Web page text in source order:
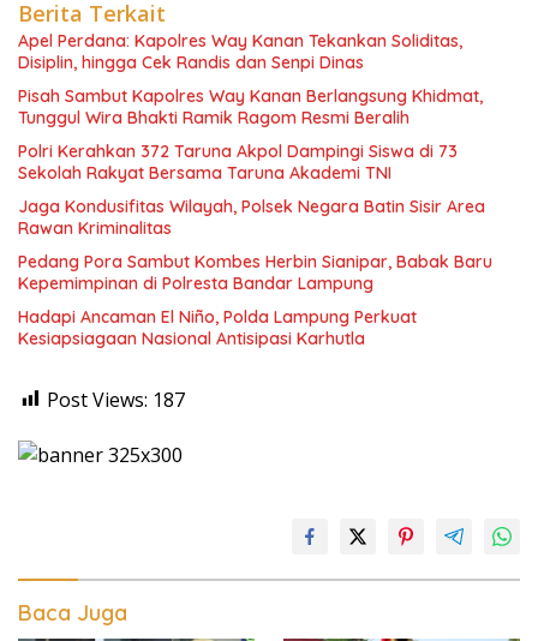
Berita Terkait
Apel Perdana: Kapolres Way Kanan Tekankan Soliditas,
Disiplin, hingga Cek Randis dan Senpi Dinas
Pisah Sambut Kapolres Way Kanan Berlangsung Khidmat,
Tunggul Wira Bhakti Ramik Ragom Resmi Beralih
Polri Kerahkan 372 Taruna Akpol Dampingi Siswa di 73
Sekolah Rakyat Bersama Taruna Akademi TNI
Jaga Kondusifitas Wilayah, Polsek Negara Batin Sisir Area
Rawan Kriminalitas
Pedang Pora Sambut Kombes Herbin Sianipar, Babak Baru
Kepemimpinan di Polresta Bandar Lampung
Hadapi Ancaman El Niño, Polda Lampung Perkuat
Kesiapsiagaan Nasional Antisipasi Karhutla
Post Views: 187
Baca Juga